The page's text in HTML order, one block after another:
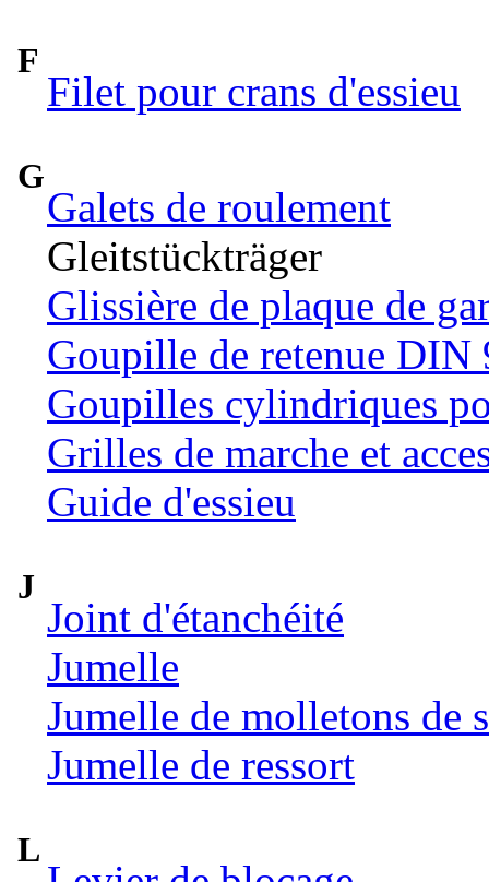
F
Filet pour crans d'essieu
G
Galets de roulement
Gleitstückträger
Glissière de plaque de
Goupille de retenue DIN
Goupilles cylindriques
Grilles de marche et
Guide d'essieu
J
Joint d'étanchéité
Jumelle
Jumelle de molletons de
Jumelle de ressort
L